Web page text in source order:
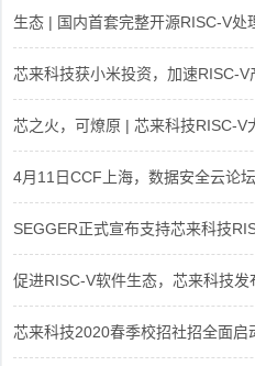
生态 | 国内首套完整开源RISC-V处
芯来科技获小米投资，加速RISC-V
芯之火，可燎原 | 芯来科技RISC-V
4月11日CCF上海，数据安全云论
SEGGER正式宣布支持芯来科技
促进RISC-V软件生态，芯来科技
芯来科技2020春季校招社招全面启